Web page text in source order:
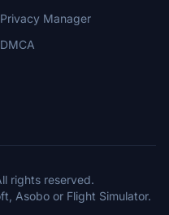
Privacy Manager
DMCA
rights reserved.
Asobo or Flight Simulator.